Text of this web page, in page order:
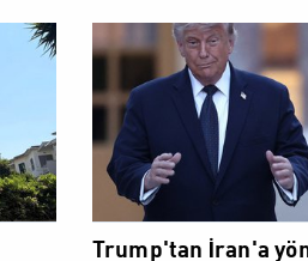
DÜNYA
Trump'tan İran'a